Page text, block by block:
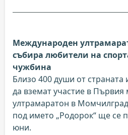
Международен
събира любители на
чужбина
Близо 400 души от страната
да вземат участие в
ултрамаратон в
под името „Родорок“ ще се
юни.